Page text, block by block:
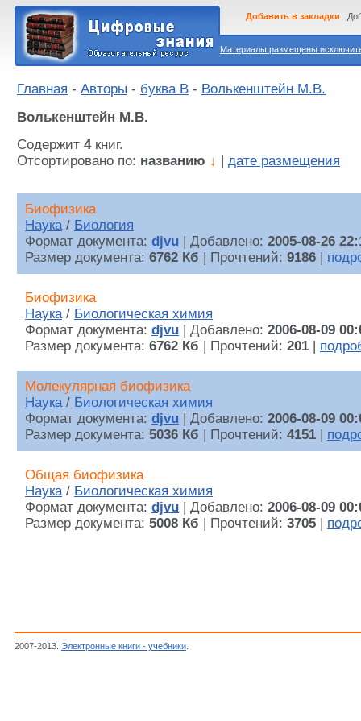
Материалы размещены
Добавить в закладки
Главная - Авторы - буква В - Волькенштейн М.В.
Волькенштейн М.В.
Содержит 4книг.
Отсортировано по: названию ↓ дате размещения
Биофизика
Наука/ Биология
Формат документа: djvu | Добавлено: 2005-08-26
Размер документа: 6762 Кб | Прочтений: 9186
Биофизика
Наука/ Биологическая химия
Формат документа: djvu | Добавлено: 2006-08-09
Размер документа: 6762 Кб | Прочтений: 201
Молекулярная биофизика
Наука/ Биологическая химия
Формат документа: djvu | Добавлено: 2006-08-09
Размер документа: 5036 Кб | Прочтений: 4151
Общая биофизика
Наука/ Биологическая химия
Формат документа: djvu | Добавлено: 2006-08-09
Размер документа: 5008 Кб | Прочтений: 3705
2007-2013. Электронные книги - учебники